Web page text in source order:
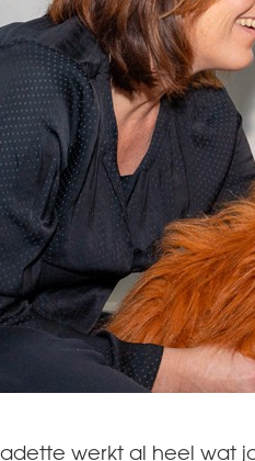
werkt al heel wat